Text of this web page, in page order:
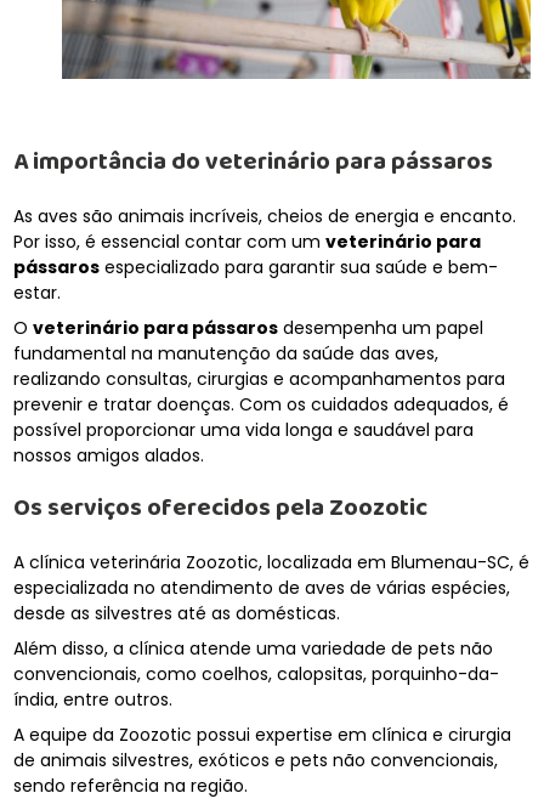
A importância doveterinário para pássaros
As aves são animais incríveis, cheios de energia e encanto.
Por isso, é essencial contar com umveterinário para
pássaros especializado para garantir sua saúde e bem-
estar.
Oveterinário para pássaros desempenha um papel
fundamental na manutenção da saúde das aves,
realizando consultas, cirurgias e acompanhamentos para
prevenir e tratar doenças. Com os cuidados adequados, é
possível proporcionar uma vida longa e saudável para
nossos amigos alados.
Os serviços oferecidos pela Zoozotic
A clínica veterinária Zoozotic, localizada em Blumenau-SC, é
especializada no atendimento de aves de várias espécies,
desde as silvestres até as domésticas.
Além disso, a clínica atende uma variedade de pets não
convencionais, como coelhos, calopsitas, porquinho-da-
índia, entre outros.
A equipe da Zoozotic possui expertise em clínica e cirurgia
de animais silvestres, exóticos e pets não convencionais,
sendo referência na região.